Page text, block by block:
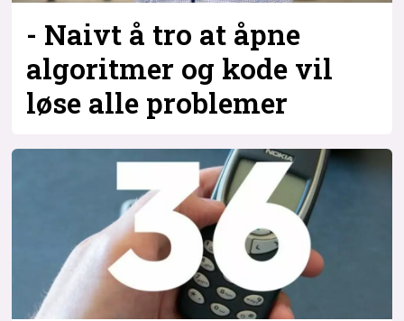
- Naivt å tro at åpne
algoritmer og kode vil
løse alle problemer